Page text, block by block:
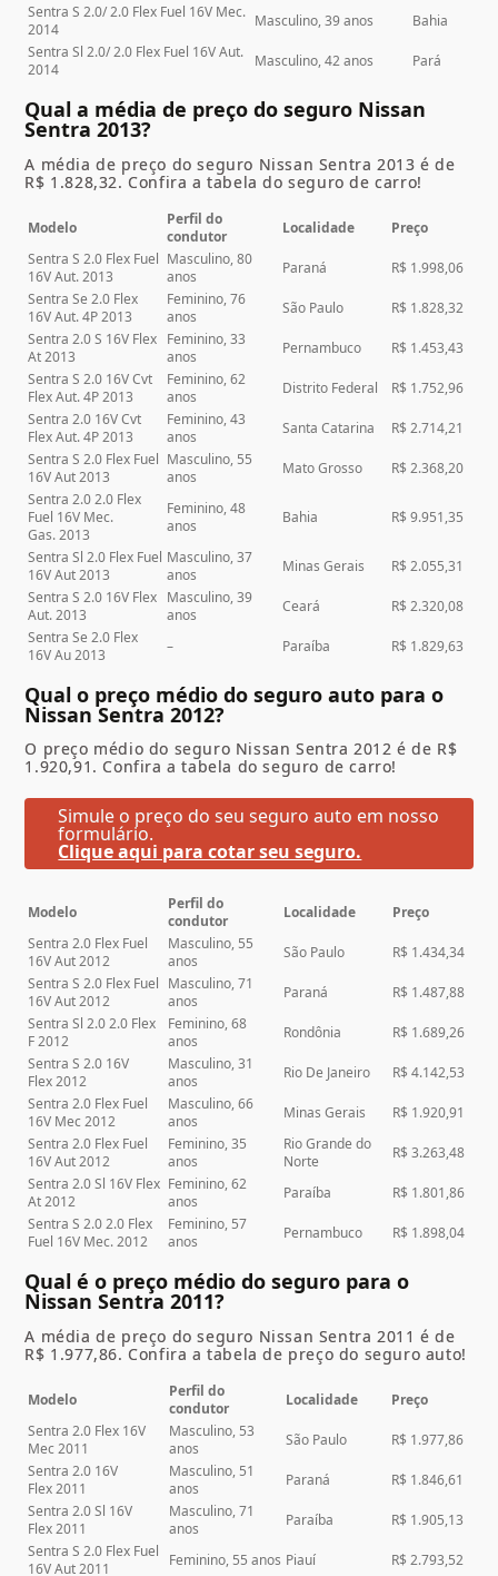
Sentra S 2.0/ 2.0 Flex Fuel 16V Mec.
2014
Masculino, 39 anos
Bahia
Sentra Sl 2.0/ 2.0 Flex Fuel 16V Aut.
2014
Masculino, 42 anos Pará
Qual a média de preço do seguro Nissan
Sentra 2013?
A média de preço do seguro Nissan Sentra 2013 é de
R$ 1.828,32. Confira a tabela do seguro de carro!
Modelo
Perfil do
condutor
Localidade
Preço
Sentra S 2.0 Flex Fuel
16V Aut. 2013
Masculino, 80
anos
Paraná
R$ 1.998,06
Sentra Se 2.0 Flex
16V Aut. 4P 2013
Feminino, 76
anos
São Paulo
R$ 1.828,32
Sentra 2.0 S 16V Flex
At 2013
Feminino, 33
anos
Pernambuco
R$ 1.453,43
Sentra S 2.0 16V Cvt
Flex Aut. 4P 2013
Feminino, 62
anos
Distrito Federal
R$ 1.752,96
Sentra 2.0 16V Cvt
Flex Aut. 4P 2013
Feminino, 43
anos
Santa Catarina
R$ 2.714,21
Sentra S 2.0 Flex Fuel
16V Aut 2013
Masculino, 55
anos
Mato Grosso
R$ 2.368,20
Sentra 2.0 2.0 Flex
Fuel 16V Mec.
Gas. 2013
Feminino, 48
anos
Bahia R$ 9.951,35
Sentra Sl 2.0 Flex Fuel
16V Aut 2013
Masculino, 37
anos
Minas Gerais
R$ 2.055,31
Sentra S 2.0 16V Flex
Aut. 2013
Masculino, 39
anos
Ceará
R$ 2.320,08
Sentra Se 2.0 Flex
16V Au 2013
– Paraíba R$ 1.829,63
Qual o preço médio do seguro auto para o
Nissan Sentra 2012?
O preço médio do seguro Nissan Sentra 2012 é de R$
1.920,91. Confira a tabela do seguro de carro!
Simule o preço do seu seguro auto em nosso
formulário.
Clique aqui para cotar seu seguro.
Modelo
Perfil do
condutor
Localidade
Preço
Sentra 2.0 Flex Fuel
16V Aut 2012
Masculino, 55
anos
São Paulo
R$ 1.434,34
Sentra S 2.0 Flex Fuel
16V Aut 2012
Masculino, 71
anos
Paraná
R$ 1.487,88
Sentra Sl 2.0 2.0 Flex
F 2012
Feminino, 68
anos
Rondônia
R$ 1.689,26
Sentra S 2.0 16V
Flex 2012
Masculino, 31
anos
Rio De Janeiro
R$ 4.142,53
Sentra 2.0 Flex Fuel
16V Mec 2012
Masculino, 66
anos
Minas Gerais
R$ 1.920,91
Sentra 2.0 Flex Fuel
16V Aut 2012
Feminino, 35
anos
Rio Grande do
Norte
R$ 3.263,48
Sentra 2.0 Sl 16V Flex
At 2012
Feminino, 62
anos
Paraíba
R$ 1.801,86
Sentra S 2.0 2.0 Flex
Fuel 16V Mec. 2012
Feminino, 57
anos
Pernambuco R$ 1.898,04
Qual é o preço médio do seguro para o
Nissan Sentra 2011?
A média de preço do seguro Nissan Sentra 2011 é de
R$ 1.977,86. Confira a tabela de preço do seguro auto!
Modelo
Perfil do
condutor
Localidade
Preço
Sentra 2.0 Flex 16V
Mec 2011
Masculino, 53
anos
São Paulo
R$ 1.977,86
Sentra 2.0 16V
Flex 2011
Masculino, 51
anos
Paraná
R$ 1.846,61
Sentra 2.0 Sl 16V
Flex 2011
Masculino, 71
anos
Paraíba
R$ 1.905,13
Sentra S 2.0 Flex Fuel
16V Aut 2011
Feminino, 55 anos Piauí R$ 2.793,52